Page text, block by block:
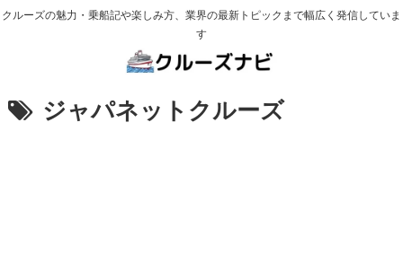
クルーズの魅力・乗船記や楽しみ方、業界の最新トピックまで幅広く発信していま
す
ジャパネットクルーズ